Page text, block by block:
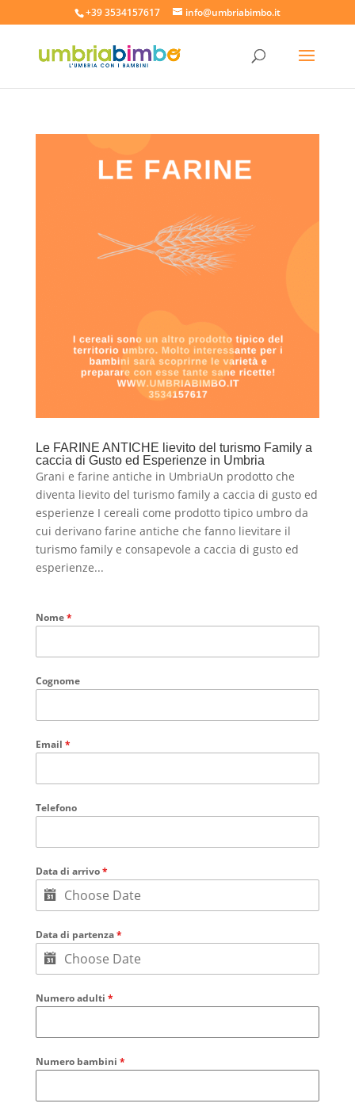
+39 3534157617 info@umbriabimbo.it
Le FARINE ANTICHE lievito del turismo Family a
caccia di Gusto ed Esperienze in Umbria
Grani e farine antiche in UmbriaUn prodotto che
diventa lievito del turismo family a caccia di gusto ed
esperienze I cereali come prodotto tipico umbro da
cui derivano farine antiche che fanno lievitare il
turismo family e consapevole a caccia di gusto ed
esperienze...
Nome*
Cognome
Email *
Telefono
Data di arrivo*
Data di partenza*
Numero adulti *
Numero bambini *